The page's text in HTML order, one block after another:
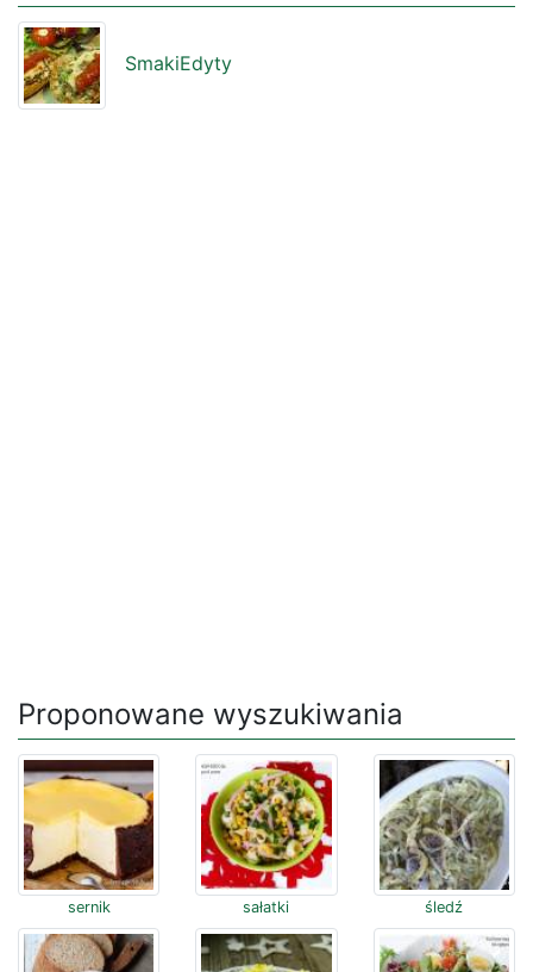
SmakiEdyty
Proponowane wyszukiwania
sernik sałatki śledź